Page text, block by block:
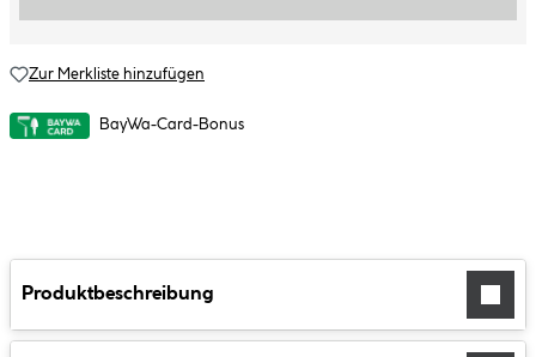
Zur Merkliste hinzufügen
BayWa-Card-Bonus
Produktbeschreibung